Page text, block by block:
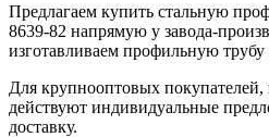
Предлагаем купить стальную
8639-82 напрямую у завода-
изготавливаем профильную трубу
Для крупнооптовых
действуют индивидуальные
доставку.